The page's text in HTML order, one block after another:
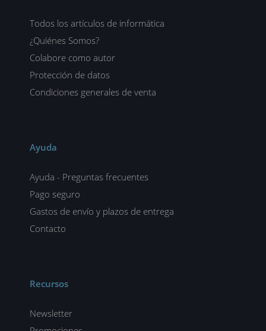
Todos los artículos de informática
¿Quiénes Somos?
Colabore como autor
Protección de datos
Condiciones generales de venta
Ayuda
Ayuda - Preguntas frecuentes
Pago seguro
Gastos de envío y plazos de entrega
Contacto
Recursos
Newsletter